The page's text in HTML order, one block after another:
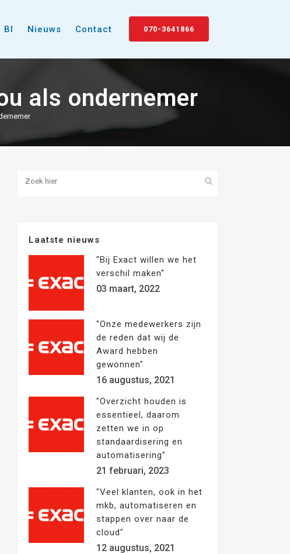
070-3641866
BI Nieuws Contact
als ondernemer
Laatste nieuws
"Bij Exact willen we het
verschil maken"
03 maart, 2022
"Onze medewerkers zijn
de reden dat wij de
Award hebben
gewonnen"
16 augustus, 2021
"Overzicht houden is
essentieel, daarom
zetten we in op
standaardisering en
automatisering"
21 februari, 2023
"Veel klanten, ook in het
mkb, automatiseren en
stappen over naar de
cloud"
12 augustus, 2021